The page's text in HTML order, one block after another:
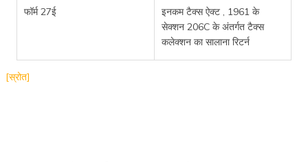
फॉर्म 27ई
इनकम टैक्स ऐक्ट , 1961 के
सेक्शन 206C के अंतर्गत टैक्स
कलेक्शन का सालाना रिटर्न
[स्रोत]